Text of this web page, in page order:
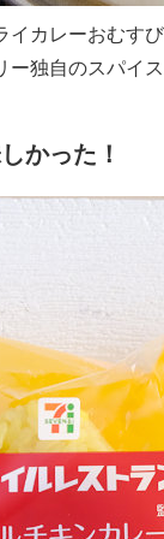
イカレーおむす
独自のスパイ
かった！